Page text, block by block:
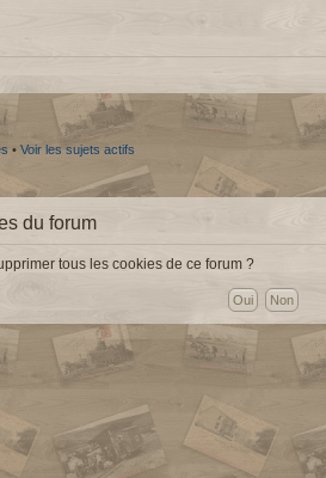
• Voir les sujets actifs
du forum
tous les cookies de ce forum ?